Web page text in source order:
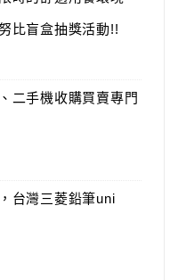
比盲盒抽獎活動!!
二手機收購買賣專門
台灣三菱鉛筆uni